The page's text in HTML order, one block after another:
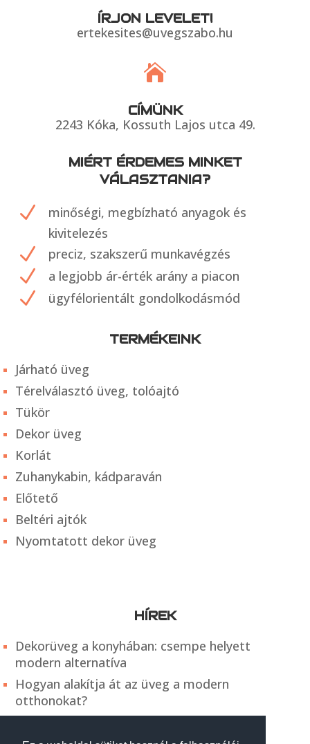
ÍRJON LEVELET!
ertekesites@uvegszabo.hu

CÍMÜNK
2243 Kóka, Kossuth Lajos utca 49.
MIÉRT ÉRDEMES MINKET
VÁLASZTANIA?
N
minőségi, megbízható anyagok és
kivitelezés
N preciz, szakszerű munkavégzés
N a legjobb ár-érték arány a piacon
N ügyfélorientált gondolkodásmód
TERMÉKEINK
Járható üveg
Térelválasztó üveg, tolóajtó
Tükör
Dekor üveg
Korlát
Zuhanykabin, kádparaván
Előtető
Beltéri ajtók
Nyomtatott dekor üveg
HÍREK
Dekorüveg a konyhában: csempe helyett
modern alternatíva
Hogyan alakítja át az üveg a modern
otthonokat?
tervezéstől a kivitelezésig